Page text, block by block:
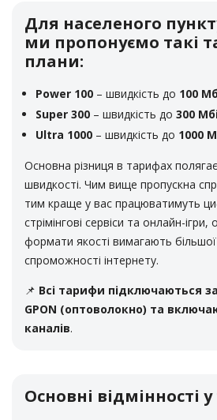
Для населеного
ми пропонуємо такі
плани:
Power 100 – швидкість до 100
Super 300 – швидкість до 300
Ultra 1000 – швидкість до 1000
Основна різниця в тарифах
швидкості. Чим вище пропускна
тим краще у вас працюватимуть
стрімінгові сервіси та онлайн-ігри,
формати якості вимагають
спроможності інтернету.
📌 Всі тарифи підключаються
GPON (оптоволокно) та
каналів.
Основні відмінності
с. Василівка, маг. «Все для дому»
м. Велика Михайлівка, універсам
с. Градениці. Магазин (Попова), вул.
с. Градениці. Магазин (Лелека),
с. Градениці. Магазин
с. Захарівка (Фрунзівка). Магазин
с. Козацьке. Магазин «ПП
с. Козацьке. Магазин “Продукти”,
с. Кам’янка, магазин. «Бомок»
с. Кам’янка, магазин. “Аптека”
с. Червона Коса. Магазин
Мічуріна, 18а
поверх
с. Маразліївка, -> с.Олексіївка,
«Затишок»
с. Маяки. Магазин “Смайл”, вул.
с. Маяки. Магазин